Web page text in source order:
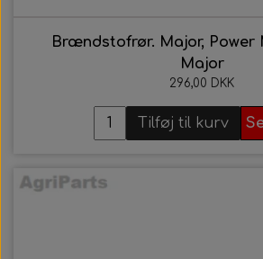
Brændstofrør. Major, Power
Major
296,00 DKK
Tilføj til kurv